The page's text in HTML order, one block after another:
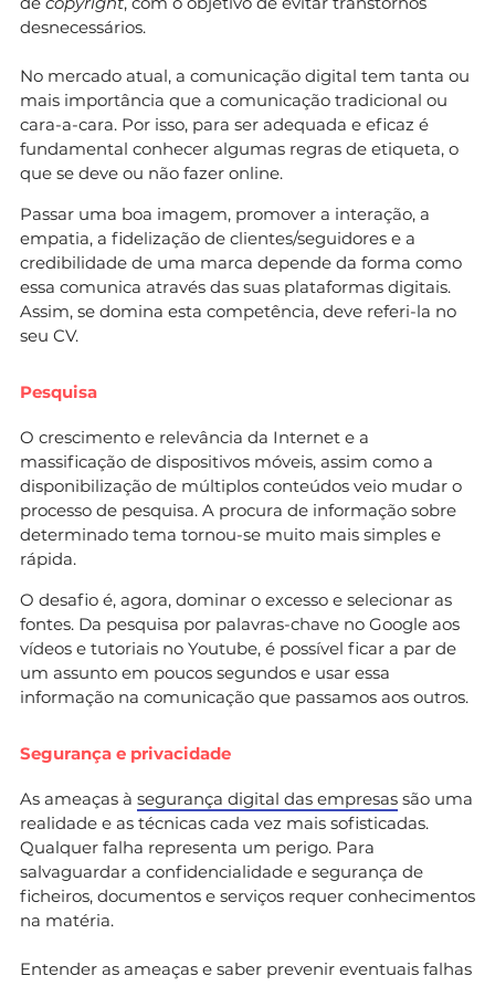
desnecessários.
No mercado atual, a comunicação digital tem tanta ou
mais importância que a comunicação tradicional ou
cara-a-cara. Por isso, para ser adequada e eficaz é
fundamental conhecer algumas regras de etiqueta, o
que se deve ou não fazer online.
Passar uma boa imagem, promover a interação, a
empatia, a fidelização de clientes/seguidores e a
credibilidade de uma marca depende da forma como
essa comunica através das suas plataformas digitais.
Assim, se domina esta competência, deve referi-la no
seu CV.
Pesquisa
O crescimento e relevância da Internet e a
massificação de dispositivos móveis, assim como a
disponibilização de múltiplos conteúdos veio mudar o
processo de pesquisa. A procura de informação sobre
determinado tema tornou-se muito mais simples e
rápida.
O desafio é, agora, dominar o excesso e selecionar as
fontes. Da pesquisa por palavras-chave no Google aos
vídeos e tutoriais no Youtube, é possível ficar a par de
um assunto em poucos segundos e usar essa
informação na comunicação que passamos aos outros.
Segurança e privacidade
As ameaças à segurança digital das empresas são uma
realidade e as técnicas cada vez mais sofisticadas.
Qualquer falha representa um perigo. Para
salvaguardar a confidencialidade e segurança de
ficheiros, documentos e serviços requer conhecimentos
na matéria.
Entender as ameaças e saber prevenir eventuais falhas